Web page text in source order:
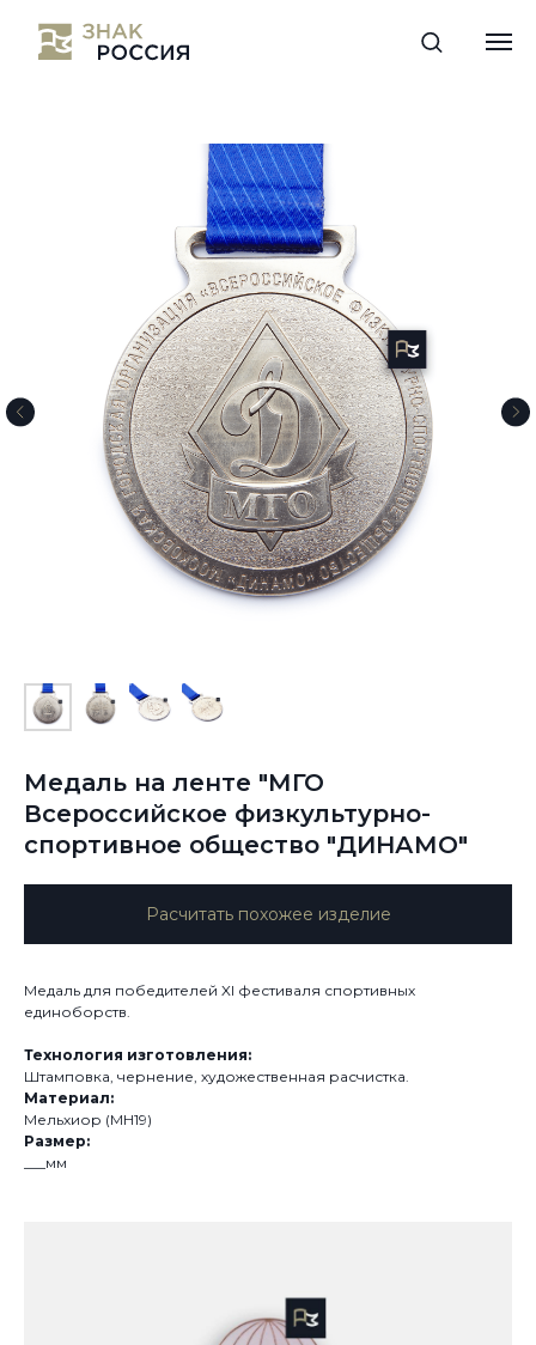
Медаль на ленте "МГО
Всероссийское физкультурно-
спортивное общество "ДИНАМО"
Расчитать похожее изделие
Медаль для победителей XI фестиваля спортивных
единоборств.
Технология изготовления:
Штамповка, чернение, художественная расчистка.
Материал:
Мельхиор (МН19)
Размер:
___мм